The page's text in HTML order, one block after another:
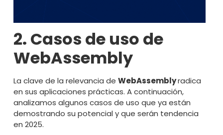
2. Casos de uso de
WebAssembly
La clave de la relevancia de WebAssemblyradica
en sus aplicaciones prácticas. A continuación,
analizamos algunos casos de uso que ya están
demostrando su potencial y que serán tendencia
en 2025.